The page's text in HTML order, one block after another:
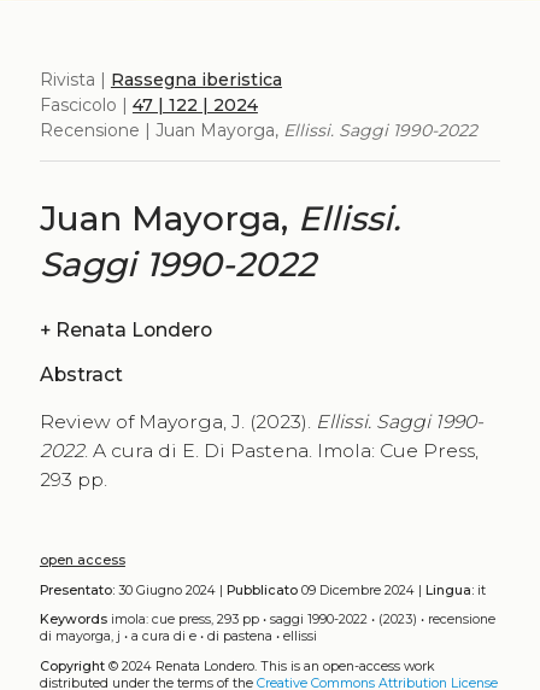
Rivista | Rassegna iberistica
Fascicolo | 47 | 122 | 2024
Recensione | Juan Mayorga, Ellissi. Saggi 1990-2022
Juan Mayorga, Ellissi.
Saggi 1990-2022
+ Renata Londero
Abstract
Review of Mayorga, J. (2023). Ellissi. Saggi 1990-
2022. A cura di E. Di Pastena. Imola: Cue Press,
293 pp.
open access
Presentato:30 Giugno 2024 | Pubblicato09 Dicembre 2024 | Lingua:it
Keywords imola: cue press, 293 pp• saggi 1990-2022• (2023) • recensione
di mayorga, j • a cura di e• di pastena • ellissi
Copyright© 2024 Renata Londero. This is an open-access work
distributed under the terms of the Creative Commons Attribution License